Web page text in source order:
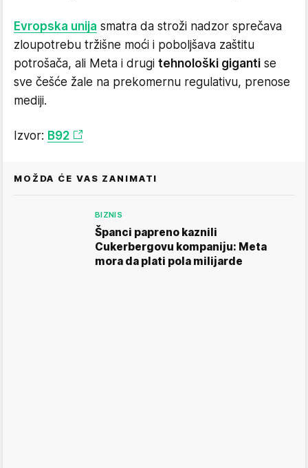
Evropska unija smatra da stroži nadzor sprečava
zloupotrebu tržišne moći i poboljšava zaštitu
potrošača, ali Meta i drugi tehnološki giganti se
sve češće žale na prekomernu regulativu, prenose
mediji.
Izvor: B92
MOŽDA ĆE VAS ZANIMATI
BIZNIS
Španci papreno kaznili
Cukerbergovu kompaniju: Meta
mora da plati pola milijarde